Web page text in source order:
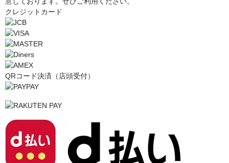
クレジットカード
QRコード決済（店頭受付）